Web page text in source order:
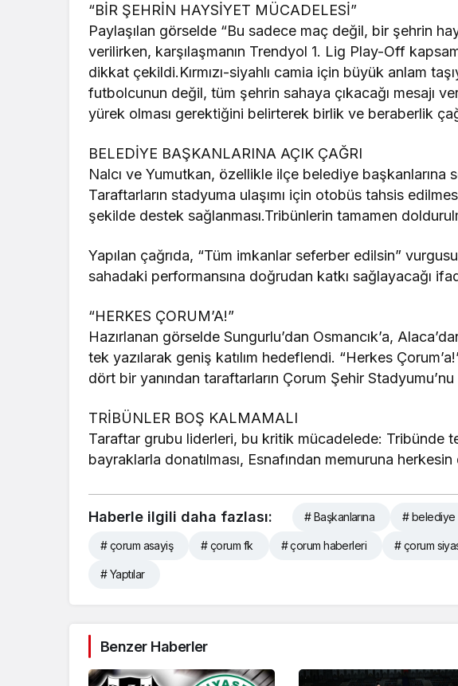
“BİR ŞEHRİN HAYSİYET MÜCADELESİ”
Paylaşılan görselde “Bu sadece maç değil, bir şehrin
verilirken, karşılaşmanın Trendyol 1. Lig Play-Off
dikkat çekildi.Kırmızı-siyahlı camia için büyük anlam
futbolcunun değil, tüm şehrin sahaya çıkacağı mesajı
yürek olması gerektiğini belirterek birlik ve beraberlik
BELEDİYE BAŞKANLARINA AÇIK ÇAĞRI
Nalcı ve Yumutkan, özellikle ilçe belediye başkanlarına
Taraftarların stadyuma ulaşımı için otobüs tahsis
şekilde destek sağlanması.Tribünlerin tamamen
Yapılan çağrıda, “Tüm imkanlar seferber edilsin”
sahadaki performansına doğrudan katkı sağlayacağı
“HERKES ÇORUM’A!”
Hazırlanan görselde Sungurlu’dan Osmancık’a,
tek yazılarak geniş katılım hedeflendi. “Herkes
dört bir yanından taraftarların Çorum Şehir
TRİBÜNLER BOŞ KALMAMALI
Taraftar grubu liderleri, bu kritik mücadelede: Tribünde
bayraklarla donatılması, Esnafından memuruna
Haberle ilgili daha fazlası: # Başkanlarına # belediye
# çorum asayiş # çorum fk # çorum haberleri # çorum
# Yaptılar
Benzer Haberler